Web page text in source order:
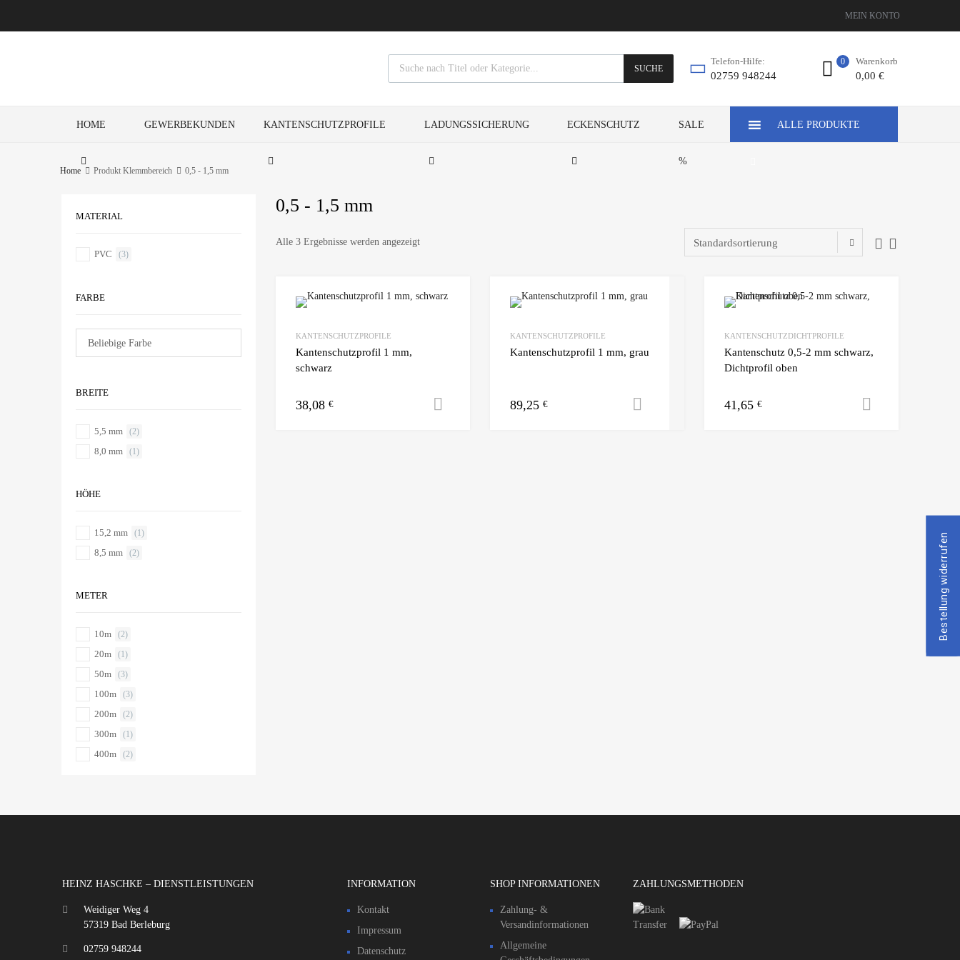
MEIN KONTO
SUCHE
Telefon-Hilfe:
02759 948244
Warenkorb
0,00 €
0
HOME GEWERBEKUNDEN KANTENSCHUTZPROFILE LADUNGSSICHERUNG ECKENSCHUTZ SALE
%
ALLE PRODUKTE
Home Produkt Klemmbereich 0,5 - 1,5 mm
0,5 - 1,5 mm
Alle 3 Ergebnisse werden angezeigt
KANTENSCHUTZPROFILE
Kantenschutzprofil 1 mm,
schwarz
38,08 € Ausführung wählen
KANTENSCHUTZPROFILE
Kantenschutzprofil 1 mm, grau
89,25 € Ausführung wählen
KANTENSCHUTZDICHTPROFILE
Kantenschutz 0,5-2 mm schwarz,
Dichtprofil oben
41,65 €
MATERIAL
PVC (3)
FARBE
BREITE
5,5 mm (2)
8,0 mm (1)
HÖHE
15,2 mm (1)
8,5 mm (2)
METER
10m (2)
20m (1)
50m (3)
100m (3)
200m (2)
300m (1)
400m (2)
HEINZ HASCHKE – DIENSTLEISTUNGEN
Weidiger Weg 4
57319 Bad Berleburg
02759 948244
INFORMATION
Kontakt
Impressum
Datenschutz
SHOP INFORMATIONEN
Zahlung- &
Versandinformationen​
Allgemeine
ZAHLUNGSMETHODEN
Bestellung widerrufen